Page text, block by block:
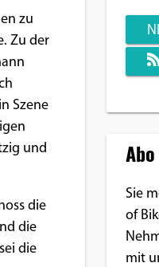
zu
Zu der
Szene
und
die
die
die
Abo
Sie
of
mit